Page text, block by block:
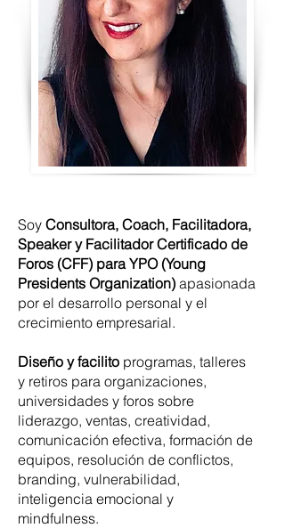
Soy Consultora, Coach, Facilitadora,
Speaker y Facilitador Certificado de
Foros (CFF) para YPO (Young
Presidents Organization) apasionada
por el desarrollo personal y el
crecimiento empresarial.
Diseño y facilito programas, talleres
y retiros para organizaciones,
universidades y foros sobre
liderazgo, ventas, creatividad,
comunicación efectiva, formación de
equipos, resolución de conflictos,
branding, vulnerabilidad,
inteligencia emocional y
mindfulness.